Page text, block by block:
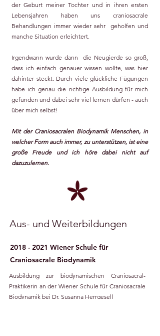
der Geburt meiner Tochter und in ihren ersten
Lebensjahren haben uns craniosacrale
Behandlungen immer wieder sehr geholfen und
manche Situation erleichtert.
Irgendwann wurde dann die Neugierde so groß,
dass ich einfach genauer wissen wollte, was hier
dahinter steckt. Durch viele glückliche Fügungen
habe ich genau die richtige Ausbildung für mich
gefunden und dabei sehr viel lernen dürfen - auch
über mich selbst!
Mit der Craniosacralen Biodynamik Menschen, in
welcher Form auch immer, zu unterstützen, ist eine
große Freude und ich höre dabei nicht auf
dazuzulernen.
Aus- und Weiterbildungen
2018 - 2021 Wiener Schule für
Craniosacrale Biodynamik
Ausbildung zur biodynamischen Craniosacral-
Praktikerin an der Wiener Schule für Craniosacrale
Biodynamik bei Dr. Susanna Herrgesell